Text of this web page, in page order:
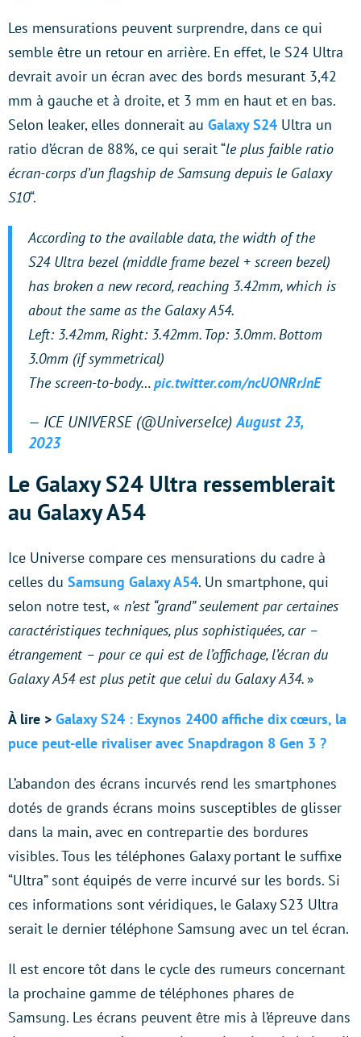
Les mensurations peuvent surprendre, dans ce qui
semble être un retour en arrière. En effet, le S24 Ultra
devrait avoir un écran avec des bords mesurant 3,42
mm à gauche et à droite, et 3 mm en haut et en bas.
Selon leaker, elles donnerait au Galaxy S24 Ultra un
ratio d’écran de 88%, ce qui serait “le plus faible ratio
écran-corps d’un flagship de Samsung depuis le Galaxy
S10“.
According to the available data, the width of the
S24 Ultra bezel (middle frame bezel + screen bezel)
has broken a new record, reaching 3.42mm, which is
about the same as the Galaxy A54.
Left: 3.42mm, Right: 3.42mm. Top: 3.0mm. Bottom
3.0mm (if symmetrical)
The screen-to-body…pic.twitter.com/ncUONRrJnE
— ICE UNIVERSE (@UniverseIce) August 23,
2023
Le Galaxy S24 Ultra ressemblerait
au Galaxy A54
Ice Universe compare ces mensurations du cadre à
celles du Samsung Galaxy A54. Un smartphone, qui
selon notre test, « n’est “grand” seulement par certaines
caractéristiques techniques, plus sophistiquées, car –
étrangement – pour ce qui est de l’affichage, l’écran du
Galaxy A54 est plus petit que celui du Galaxy A34. »
À lire > Galaxy S24 : Exynos 2400 affiche dix cœurs, la
puce peut-elle rivaliser avec Snapdragon 8 Gen 3 ?
L’abandon des écrans incurvés rend les smartphones
dotés de grands écrans moins susceptibles de glisser
dans la main, avec en contrepartie des bordures
visibles. Tous les téléphones Galaxy portant le suffixe
“Ultra” sont équipés de verre incurvé sur les bords. Si
ces informations sont véridiques, le Galaxy S23 Ultra
serait le dernier téléphone Samsung avec un tel écran.
Il est encore tôt dans le cycle des rumeurs concernant
la prochaine gamme de téléphones phares de
Samsung. Les écrans peuvent être mis à l’épreuve dans